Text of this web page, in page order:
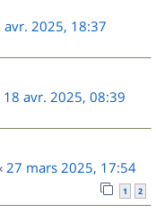
avr. 2025, 18:37
18 avr. 2025, 08:39
27 mars 2025, 17:54
1 2